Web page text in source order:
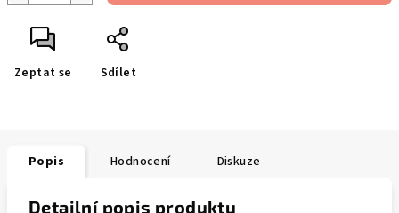
Zeptat se Sdílet
Popis Hodnocení Diskuze
Detailní popis produktu